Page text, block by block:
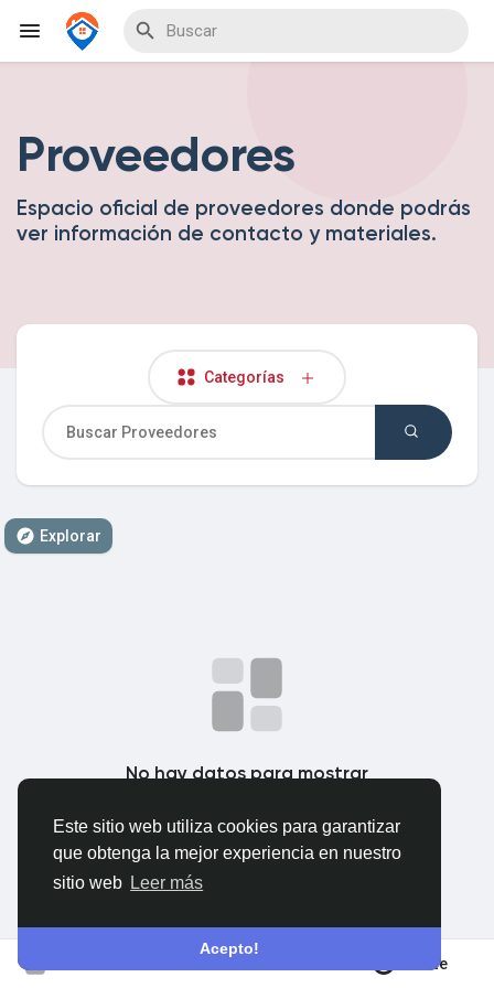
Este sitio web utiliza cookies para garantizar
que obtenga la mejor experiencia en nuestro
sitio web Leer más
Acepto!
Únete
Explorar Blogs
Proveedores que sigo
Buscador MundoReformas
Proveedores
Espacio oficial de proveedores donde podrás
ver información de contacto y materiales.
Categorías
Explorar
No hay datos para mostrar
Crear Página